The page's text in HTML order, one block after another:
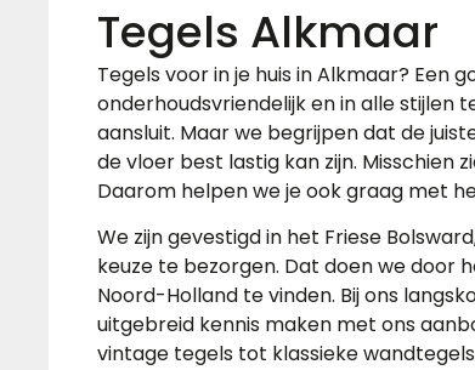
Tegels Alkmaar
Tegels voor in je huis in Alkmaar? Een
onderhoudsvriendelijk en in alle stijlen
aansluit. Maar we begrijpen dat de
de vloer best lastig kan zijn. Misschien
Daarom helpen we je ook graag met
We zijn gevestigd in het Friese
keuze te bezorgen. Dat doen we door
Noord-Holland te vinden. Bij ons
uitgebreid kennis maken met ons
vintage tegels tot klassieke